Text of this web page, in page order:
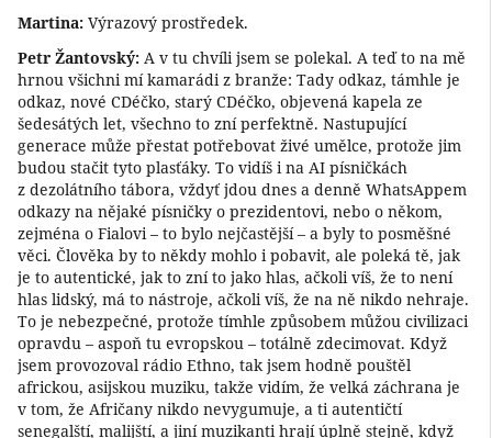
Martina: Výrazový prostředek.
Petr Žantovský: A v tu chvíli jsem se polekal. A teď to na mě
hrnou všichni mí kamarádi z branže: Tady odkaz, támhle je
odkaz, nové CDéčko, starý CDéčko, objevená kapela ze
šedesátých let, všechno to zní perfektně. Nastupující
generace může přestat potřebovat živé umělce, protože jim
budou stačit tyto plasťáky. To vidíš i na AI písničkách
z dezolátního tábora, vždyť jdou dnes a denně WhatsAppem
odkazy na nějaké písničky o prezidentovi, nebo o někom,
zejména o Fialovi – to bylo nejčastější – a byly to posměšné
věci. Člověka by to někdy mohlo i pobavit, ale poleká tě, jak
je to autentické, jak to zní to jako hlas, ačkoli víš, že to není
hlas lidský, má to nástroje, ačkoli víš, že na ně nikdo nehraje.
To je nebezpečné, protože tímhle způsobem můžou civilizaci
opravdu – aspoň tu evropskou – totálně zdecimovat. Když
jsem provozoval rádio Ethno, tak jsem hodně pouštěl
africkou, asijskou muziku, takže vidím, že velká záchrana je
v tom, že Afričany nikdo nevygumuje, a ti autentičtí
senegalští, malijští, a jiní muzikanti hrají úplně stejně, když